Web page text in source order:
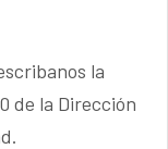
la
de la Dirección